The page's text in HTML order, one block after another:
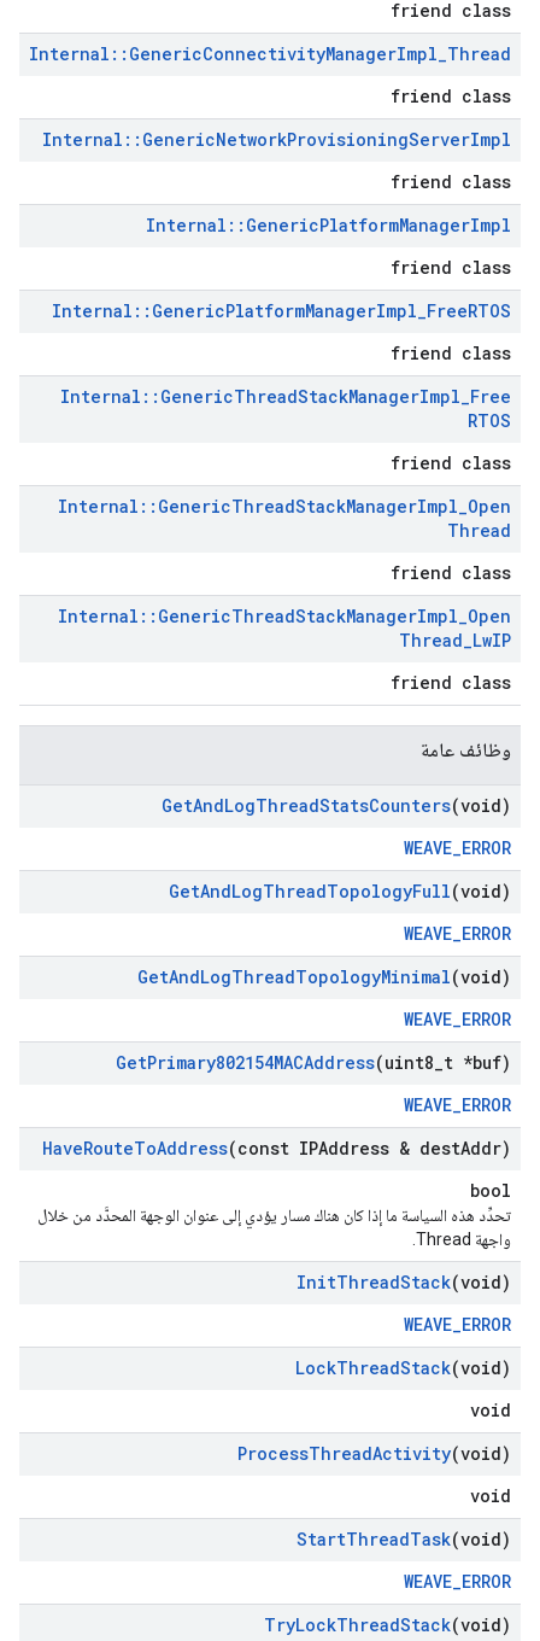
friend class
Internal :: GenericConnectivityManagerImpl_Thread
friend class
Internal :: GenericNetworkProvisioningServerImpl
friend class
Internal :: GenericPlatformManagerImpl
friend class
Internal :: GenericPlatformManagerImpl_FreeRTOS
friend class
Internal :: GenericThreadStackManagerImpl_Free
RTOS
friend class
Internal :: GenericThreadStackManagerImpl_Open
Thread
friend class
Internal :: GenericThreadStackManagerImpl_Open
Thread_LwIP
friend class
وظائف عامة
GetAndLogThreadStatsCounters(void)
WEAVE_ERROR
GetAndLogThreadTopologyFull(void)
WEAVE_ERROR
GetAndLogThreadTopologyMinimal(void)
WEAVE_ERROR
GetPrimary802154MACAddress(uint8 t *buf)
WEAVE_ERROR
HaveRouteToAddress(const IPAddress & destAddr)
bool
تحدِّد هذه السياسة ما إذا كان هناك مسار يؤدي إلى عنوان الوجهة المحدَّد من خلال
واجهة Thread.
InitThreadStack(void)
WEAVE_ERROR
LockThreadStack(void)
void
ProcessThreadActivity(void)
void
StartThreadTask(void)
WEAVE_ERROR
TryLockThreadStack(void)